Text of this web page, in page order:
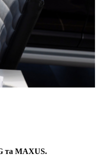
та MAXUS.